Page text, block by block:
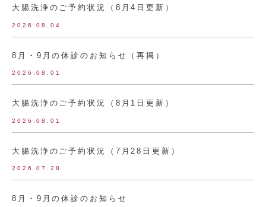
大腸洗浄のご予約状況（8月4日更新）
2026.08.04
8月・9月の休診のお知らせ（再掲）
2026.08.01
大腸洗浄のご予約状況（8月1日更新）
2026.08.01
大腸洗浄のご予約状況（7月28日更新）
2026.07.28
8月・9月の休診のお知らせ